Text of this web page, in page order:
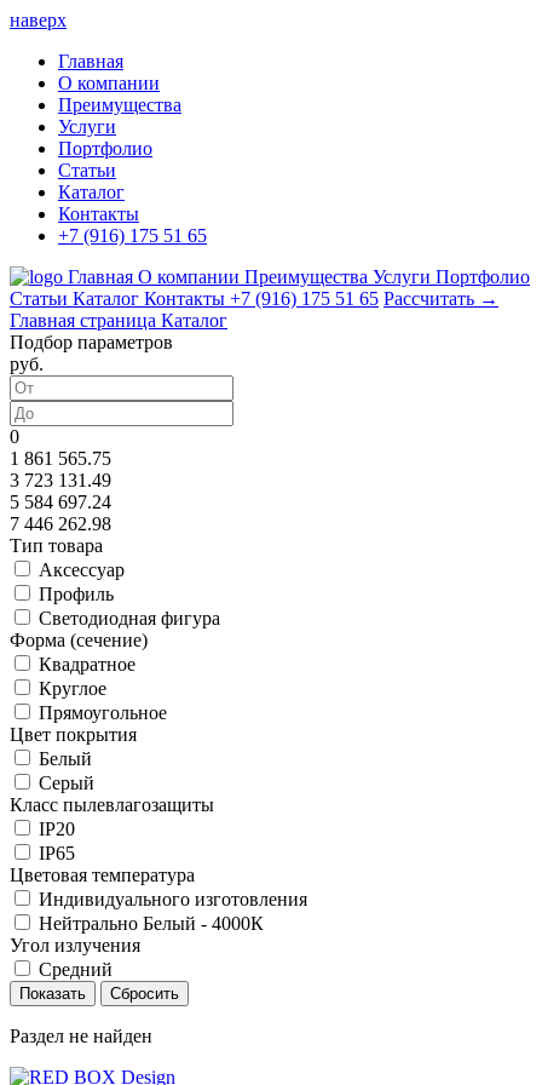
наверх
Главная
О компании
Преимущества
Услуги
Портфолио
Статьи
Каталог
Контакты
+7 (916) 175 51 65
Главная О компании Преимущества Услуги Портфолио
Статьи Каталог Контакты +7 (916) 175 51 65 Рассчитать →
Главная страница Каталог
Подбор параметров
руб.
0
1 861 565.75
3 723 131.49
5 584 697.24
7 446 262.98
Тип товара
Аксессуар
Профиль
Светодиодная фигура
Форма (сечение)
Квадратное
Круглое
Прямоугольное
Цвет покрытия
Белый
Серый
Класс пылевлагозащиты
IP20
IP65
Цветовая температура
Индивидуального изготовления
Нейтрально Белый - 4000К
Угол излучения
Средний
Раздел не найден